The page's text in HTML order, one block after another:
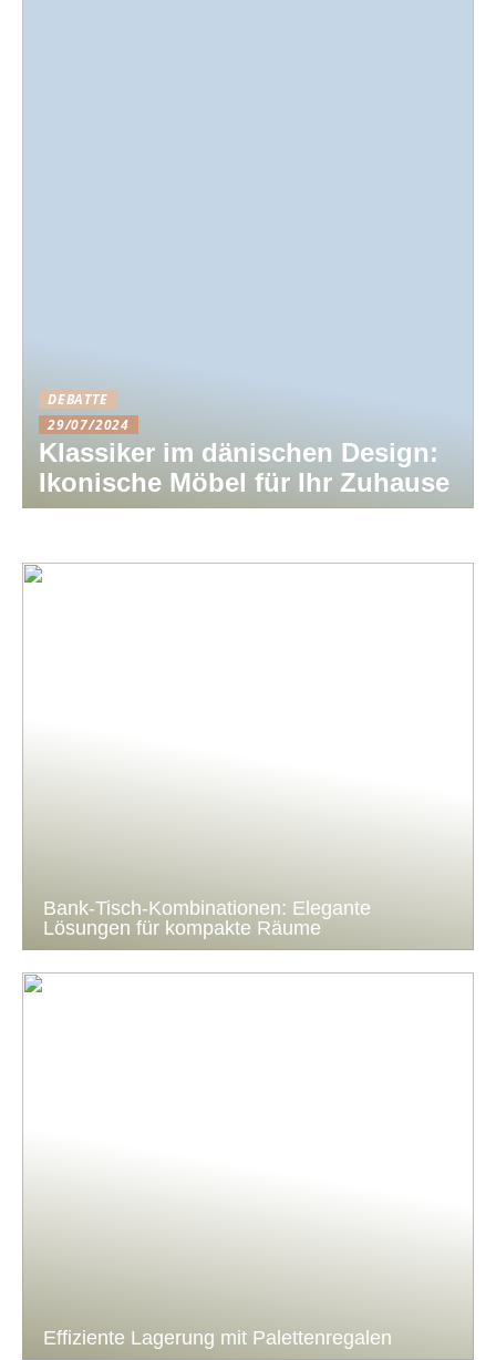
DEBATTE
29/07/2024
Klassiker im dänischen Design:
Ikonische Möbel für Ihr Zuhause
Bank-Tisch-Kombinationen: Elegante
Lösungen für kompakte Räume
Effiziente Lagerung mit Palettenregalen